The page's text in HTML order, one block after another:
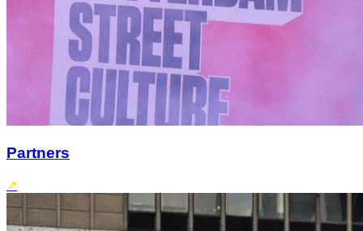
Partners
↗